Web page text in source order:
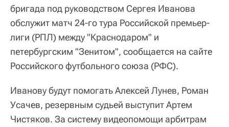
бригада под руководством Сергея Иванова
обслужит матч 24-го тура Российской премьер-
лиги (РПЛ) между "Краснодаром" и
петербургским "Зенитом", сообщается на сайте
Российского футбольного союза (РФС).
Иванову будут помогать Алексей Лунев, Роман
Усачев, резервным судьей выступит Артем
Чистяков. За систему видеопомощи арбитрам